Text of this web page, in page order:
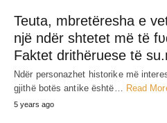
Teuta, mbretëresha e
një ndër shtetet më të
Faktet drithëruese të
Ndër personazhet historike më
gjithë botës antike është…
Read
5 years ago